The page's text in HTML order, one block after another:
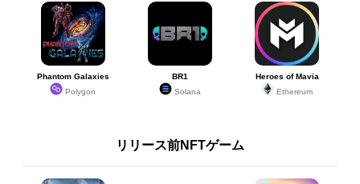
Phantom Galaxies
Polygon
BR1
Solana
Heroes of Mavia
Ethereum
リリース前NFTゲーム